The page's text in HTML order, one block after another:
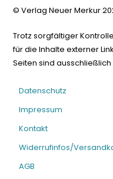
© Verlag Neuer Merkur
Trotz sorgfältiger
für die Inhalte externer
Seiten sind
Datenschutz
Impressum
Kontakt
Widerrufinfos/
AGB